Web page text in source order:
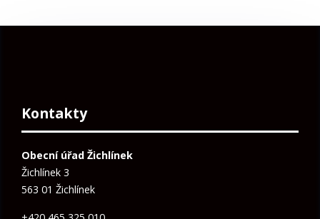
Kontakty
Obecní úřad Žichlínek
Žichlínek 3
563 01 Žichlínek